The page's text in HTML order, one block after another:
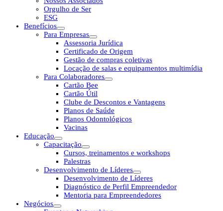
Orgulho de Ser
ESG
Benefícios
Para Empresas
Assessoria Jurídica
Certificado de Origem
Gestão de compras coletivas
Locação de salas e equipamentos multimídia
Para Colaboradores
Cartão Bee
Cartão Útil
Clube de Descontos e Vantagens
Planos de Saúde
Planos Odontológicos
Vacinas
Educação
Capacitação
Cursos, treinamentos e workshops
Palestras
Desenvolvimento de Líderes
Desenvolvimento de Líderes
Diagnóstico de Perfil Empreendedor
Mentoria para Empreendedores
Negócios